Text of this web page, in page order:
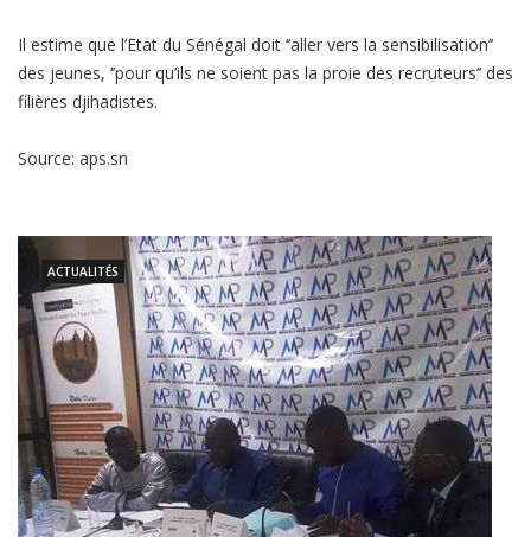
Il estime que l’Etat du Sénégal doit ‘’aller vers la sensibilisation’’
des jeunes, ‘’pour qu’ils ne soient pas la proie des recruteurs’’ des
filières djihadistes.
Source: aps.sn
ACTUALITÉS